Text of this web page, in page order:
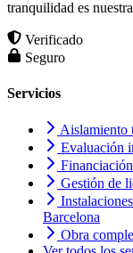
tranquilidad es
Verificado
Seguro
Servicios
Aislamiento
Evaluación
Gestión de
Barcelona
Obra